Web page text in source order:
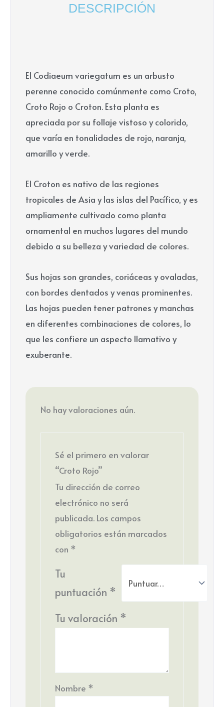
DESCRIPCIÓN
El Codiaeum variegatum es un arbusto
perenne conocido comúnmente como Croto,
Croto Rojo o Croton. Esta planta es
apreciada por su follaje vistoso y colorido,
que varía en tonalidades de rojo, naranja,
amarillo y verde.
El Croton es nativo de las regiones
tropicales de Asia y las islas del Pacífico, y es
ampliamente cultivado como planta
ornamental en muchos lugares del mundo
debido a su belleza y variedad de colores.
Sus hojas son grandes, coriáceas y ovaladas,
con bordes dentados y venas prominentes.
Las hojas pueden tener patrones y manchas
en diferentes combinaciones de colores, lo
que les confiere un aspecto llamativo y
exuberante.
No hay valoraciones aún.
Sé el primero en valorar
“Croto Rojo”
Tu dirección de correo
electrónico no será
publicada. Los campos
obligatorios están marcados
con *
Tu
puntuación *
Tu valoración *
Nombre *